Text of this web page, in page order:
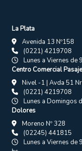
La Plata
Avenida 13 Nº158
(0221) 4219708
Lunes a Viernes de
Centro Comercial
Nivel -1 | Avda 51
(0221) 4219708
Lunes a Domingos
Dolores
Moreno Nº 328
(02245) 441815
Lunes a Viernes de